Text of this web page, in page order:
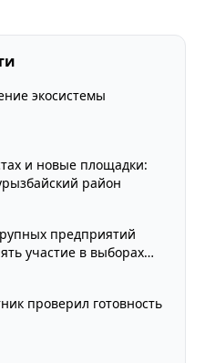
экосистемы
и новые площадки:
район
предприятий
участие в выборах
проверил готовность